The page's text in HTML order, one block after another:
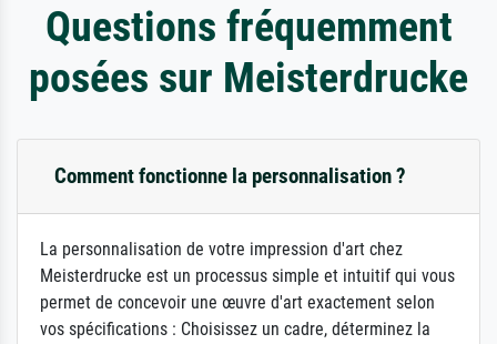
Questions fréquemment
posées sur Meisterdrucke
Comment fonctionne la personnalisation ?
La personnalisation de votre impression d'art chez
Meisterdrucke est un processus simple et intuitif qui vous
permet de concevoir une œuvre d'art exactement selon
vos spécifications : Choisissez un cadre, déterminez la